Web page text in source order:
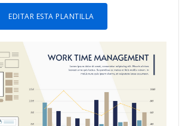
EDITAR ESTA PLANTILLA